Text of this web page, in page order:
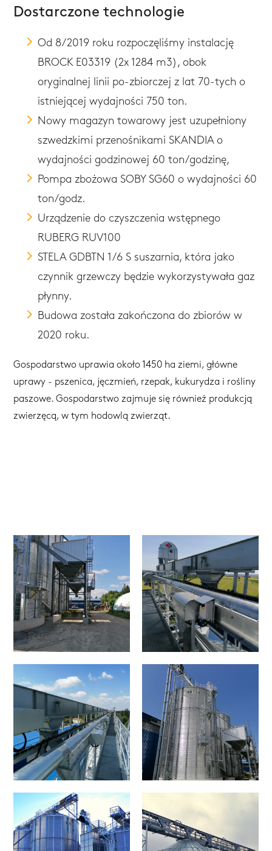
Dostarczone technologie
Od 8/2019 roku rozpoczęliśmy instalację
BROCK E03319 (2x 1284 m3), obok
oryginalnej linii po-zbiorczej z lat 70-tych o
istniejącej wydajności 750 ton.
Nowy magazyn towarowy jest uzupełniony
szwedzkimi przenośnikami SKANDIA o
wydajności godzinowej 60 ton/godzinę,
Pompa zbożowa SOBY SG60 o wydajności 60
ton/godz.
Urządzenie do czyszczenia wstępnego
RUBERG RUV100
STELA GDBTN 1/6 S suszarnia, która jako
czynnik grzewczy będzie wykorzystywała gaz
płynny.
Budowa została zakończona do zbiorów w
2020 roku.
Gospodarstwo uprawia około 1450 ha ziemi, główne
uprawy - pszenica, jęczmień, rzepak, kukurydza i rośliny
paszowe. Gospodarstwo zajmuje się również produkcją
zwierzęcą, w tym hodowlą zwierząt.